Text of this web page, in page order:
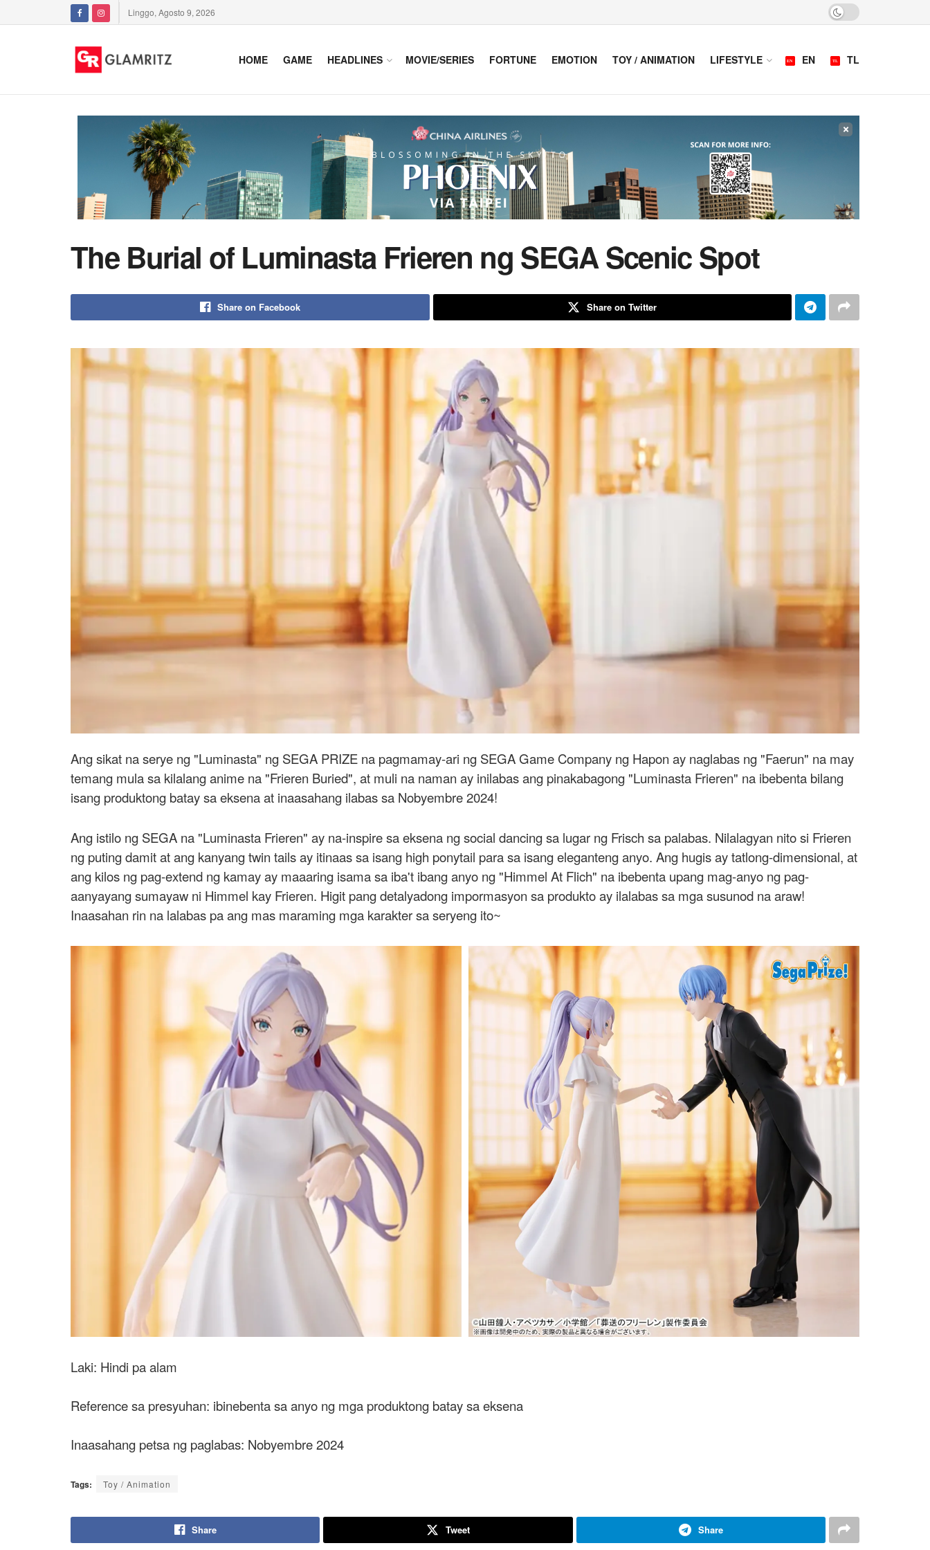
Linggo, Agosto 9, 2026
HOME GAME HEADLINES MOVIE/SERIES FORTUNE EMOTION TOY / ANIMATION LIFESTYLE EN TL
×
The Burial of Luminasta Frieren ng SEGA Scenic Spot
Share on Facebook Share on Twitter
Ang sikat na serye ng "Luminasta" ng SEGA PRIZE na pagmamay-ari ng SEGA Game Company ng Hapon ay naglabas ng "Faerun" na may
temang mula sa kilalang anime na "Frieren Buried", at muli na naman ay inilabas ang pinakabagong "Luminasta Frieren" na ibebenta bilang
isang produktong batay sa eksena at inaasahang ilabas sa Nobyembre 2024!
Ang istilo ng SEGA na "Luminasta Frieren" ay na-inspire sa eksena ng social dancing sa lugar ng Frisch sa palabas. Nilalagyan nito si Frieren
ng puting damit at ang kanyang twin tails ay itinaas sa isang high ponytail para sa isang eleganteng anyo. Ang hugis ay tatlong-dimensional, at
ang kilos ng pag-extend ng kamay ay maaaring isama sa iba't ibang anyo ng "Himmel At Flich" na ibebenta upang mag-anyo ng pag-
aanyayang sumayaw ni Himmel kay Frieren. Higit pang detalyadong impormasyon sa produkto ay ilalabas sa mga susunod na araw!
Inaasahan rin na lalabas pa ang mas maraming mga karakter sa seryeng ito~
Laki: Hindi pa alam
Reference sa presyuhan: ibinebenta sa anyo ng mga produktong batay sa eksena
Inaasahang petsa ng paglabas: Nobyembre 2024
Tags: Toy / Animation
Share Tweet Share